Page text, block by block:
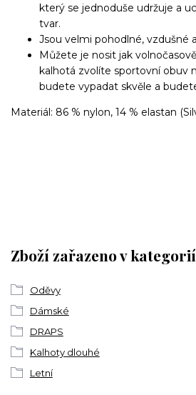
který se jednoduše udržuje a
tvar.
Jsou velmi pohodlné, vzdušné
Můžete je nosit jak
kalhotá zvolíte sportovní obuv
budete vypadat skvěle a
Materiál: 86 % nylon, 14 % elastan
Zboží zařazeno v
Oděvy
Dámské
DRAPS
Kalhoty dlouhé
Letní